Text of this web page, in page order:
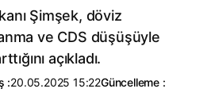
Şimşek, döviz
ve CDS düşüşüyle
açıkladı.
:20.05.2025 15:22Güncelleme :